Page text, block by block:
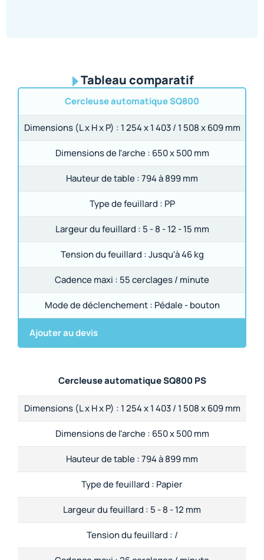
Tableau comparatif
Cercleuse automatique SQ800
Dimensions (L x H x P) : 1 254 x 1 403 / 1 508 x 609 mm
Dimensions de l'arche : 650 x 500 mm
Hauteur de table :794 à 899 mm
Type de feuillard : PP
Largeur du feuillard : 5 - 8 - 12 - 15 mm
Tension du feuillard :Jusqu'à 46 kg
Cadence maxi : 55 cerclages / minute
Mode de déclenchement : Pédale - bouton
Ajouter au devis
Cercleuse automatique SQ800 PS
Dimensions (L x H x P) : 1 254 x 1 403 / 1 508 x 609 mm
Dimensions de l'arche : 650 x 500 mm
Hauteur de table :794 à 899 mm
Type de feuillard : Papier
Largeur du feuillard : 5 - 8 - 12 mm
Tension du feuillard : /